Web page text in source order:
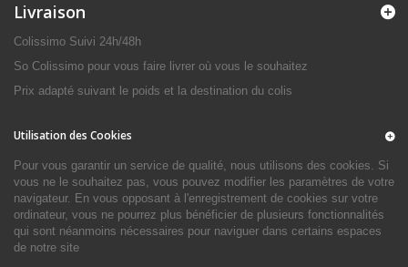
Livraison
Colissimo Suivi 24h/48h
So Colissimo pour vous faire livrer où vous le souhaitez
Prix adapté suivant le poids et la destination du colis
Utilisation des Cookies
Pour vous garantir un service de qualité, nous utilisons des cookies. Si
vous ne le souhaitez pas, vous pouvez modifier les paramètres de votre
navigateur. En vous opposant à l'enregistrement de cookies sur votre
ordinateur, vous ne pourrez plus bénéficier de plusieurs fonctionnalités
qui sont néanmoins nécessaires pour naviguer dans certains espaces
de notre site